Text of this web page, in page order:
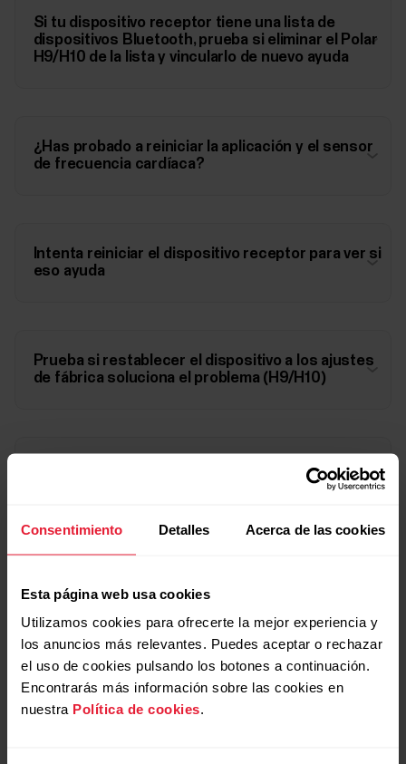
Consentimiento Detalles Acerca de las cookies
Esta página web usa cookies
Utilizamos cookies para ofrecerte la mejor experiencia y
los anuncios más relevantes. Puedes aceptar o rechazar
el uso de cookies pulsando los botones a continuación.
Encontrarás más información sobre las cookies en
nuestra Política de cookies.
Si tu dispositivo receptor tiene una lista de
dispositivos Bluetooth, prueba si eliminar el Polar
H9/H10 de la lista y vincularlo de nuevo ayuda
¿Has probado a reiniciar la aplicación y el sensor
de frecuencia cardíaca?
Intenta reiniciar el dispositivo receptor para ver si
eso ayuda
Prueba si restablecer el dispositivo a los ajustes
de fábrica soluciona el problema (H9/H10)
¿Tiene el sensor de frecuencia cardíaca la última
sensor de frecuencia cardíaca?
Si es posible, prueba si el sensor de frecuencia
cardíaca funciona con alguna otra aplicación
compatible o con algún otro dispositivo